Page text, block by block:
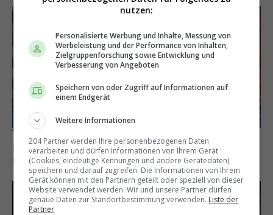
Werbung
Harry Kane holt einen
Nationalmannschaftskollegen zu den Bayern
nutzen:
Personalisierte Werbung und Inhalte, Messung von
Werbeleistung und der Performance von Inhalten,
Zielgruppenforschung sowie Entwicklung und
Verbesserung von Angeboten
Speichern von oder Zugriff auf Informationen auf
einem Endgerät
Weitere Informationen
204 Partner werden Ihre personenbezogenen Daten
verarbeiten und dürfen Informationen von Ihrem Gerät
(Cookies, eindeutige Kennungen und andere Gerätedaten)
speichern und darauf zugreifen. Die Informationen von Ihrem
Gerät können mit den Partnern geteilt oder speziell von dieser
Website verwendet werden. Wir und unsere Partner dürfen
genaue Daten zur Standortbestimmung verwenden. Liste der
Partner